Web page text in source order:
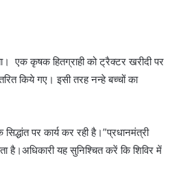
एक कृषक हितग्राही को ट्रैक्टर खरीदी पर
किये गए। इसी तरह नन्हे बच्चों का
पर कार्य कर रही है।​”प्रधानमंत्री
है।अधिकारी यह सुनिश्चित करें कि शिविर में